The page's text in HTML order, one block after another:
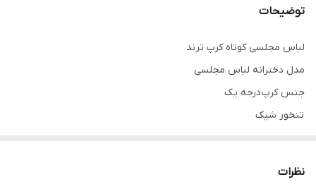
توضیحات
لباس مجلسی کوتاه کرپ ترند
مدل دخترانه لباس مجلسی
جنس کرپ درجه یک
تنخور شیک
نظرات